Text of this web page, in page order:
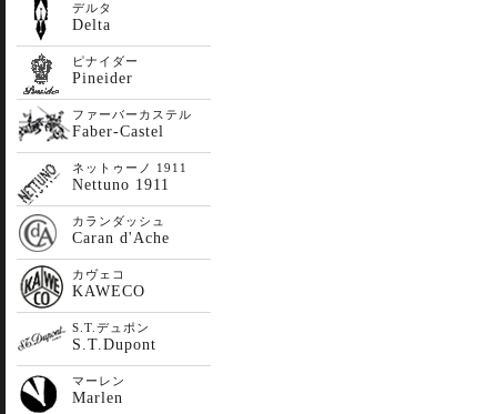
デルタ
Delta
ピナイダー
Pineider
ファーバーカステル
Faber-Castel
ネットゥーノ 1911
Nettuno 1911
カランダッシュ
Caran d'Ache
カヴェコ
KAWECO
S.T.デュポン
S.T.Dupont
マーレン
Marlen